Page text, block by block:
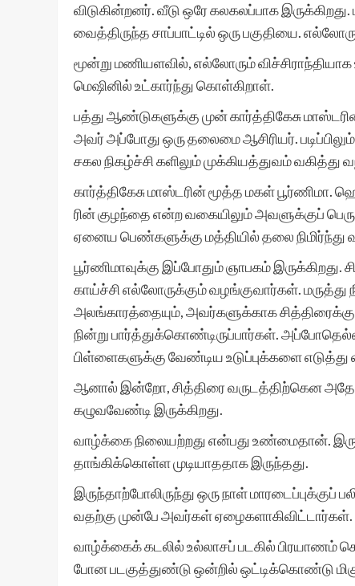
விடுகின்றனர். வீடு ஒரே கலகலப்பாக
வைத்திருந்த சாப்பாட்டில் ஒரு பகுதியை.
மூன்று மணியளவில், எல்லோரும்
மெஷினில் உட்கார்ந்து கொள்கிறாள்.
பத்து ஆண்டுகளுக்கு முன் கார்த்திகேசு
அவர் அப்போது ஒரு தலைமை ஆசிரியர்.
சகல நிகழ்ச்சி களிலும் முக்கியத்துவம் வகித்து
கார்த்திகேசு மாஸ்டரின் மூத்த மகள் பூர்ணிமா.
ரின் குழந்தை என்ற வகையிலும் அவளுக்குப்
ஏனைய பெண்களுக்கு மத்தியில் தலை
பூர்ணிமாவுக்கு இப்போதும் ஞாபகம் இருக்கிறது.
காய்ச்சி எல்லோருக்கும் வழங்குவார்கள்.
அலங்காரத்தையும், அவர்களுக்காக சித்திரைக்கு
நின்று பார்த்துக்கொண்டிருப்பார்கள்.
பிள்ளைகளுக்கு வேண்டிய உடுப்புக்களை எடுத்து
ஆனால் இன்றோ, சித்திரை வருடத்திற்கென அதே
கழுவவேண்டி இருக்கிறது.
வாழ்க்கை நிலையற்றது என்பது உண்மைதான்.
தாங்கிக்கொள்ள முடியாததாக இருந்தது.
இருந்தாற்போலிருந்து ஒரு நாள்
வதற்கு முன்பே அவர்கள் ஏழைகளாகிவிட்டார்கள்.
வாழ்க்கைக் கடலில் உல்லாசப் படகில் பிரயாணம்
போன படகுத்துண்டு ஒன்றில் ஒட்டிக்கொண்டு